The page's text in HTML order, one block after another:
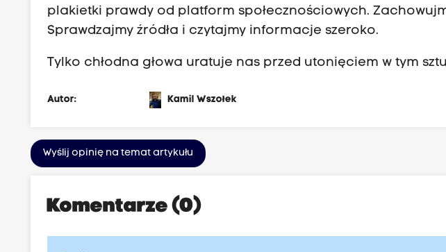
plakietki prawdy od platform społecznościowych.
Sprawdzajmy źródła i czytajmy informacje szeroko.
Tylko chłodna głowa uratuje nas przed utonięciem w tym
Autor: Kamil Wszołek
Wyślij opinię na temat artykułu
Komentarze (0)